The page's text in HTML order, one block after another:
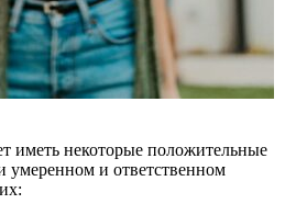
иметь некоторые положительные
умеренном и ответственном